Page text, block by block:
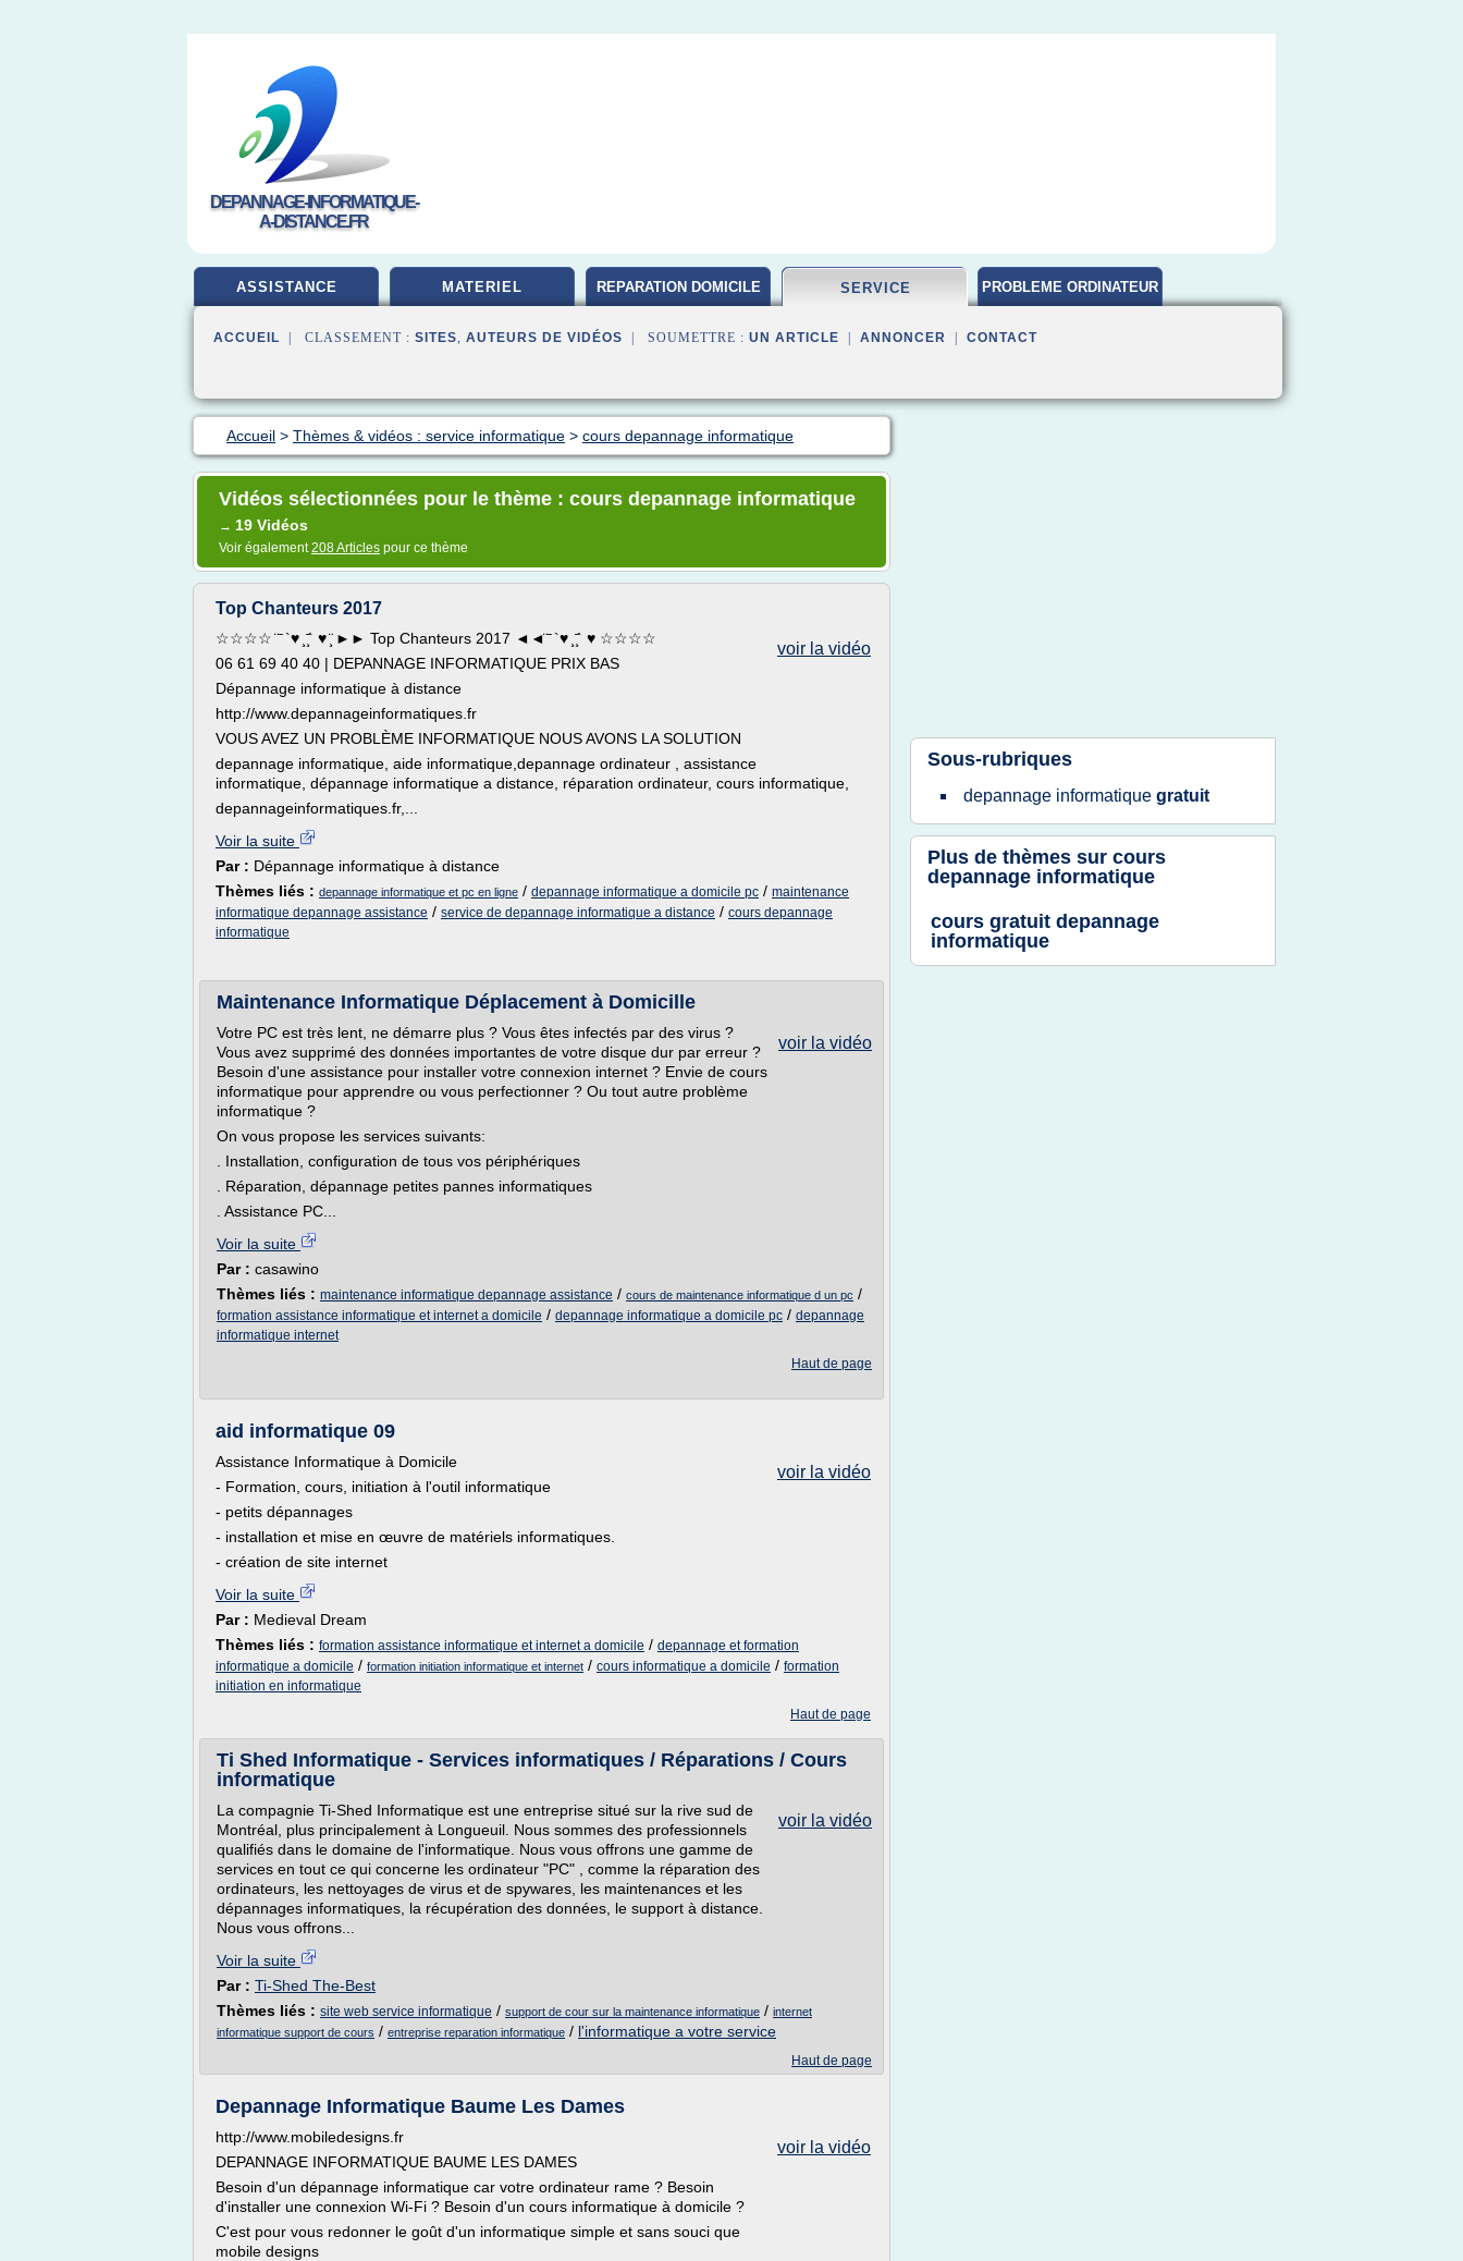
DEPANNAGE-INFORMATIQUE-
A-DISTANCE.FR
ASSISTANCE MATERIEL REPARATION DOMICILE SERVICE PROBLEME ORDINATEUR
ACCUEIL | CLASSEMENT : SITES, AUTEURS DE VIDÉOS | SOUMETTRE : UN ARTICLE ANNONCER CONTACT
Accueil > Thèmes & vidéos : service informatique > cours depannage informatique
Vidéos sélectionnées pour le thème : cours depannage informatique
→ 19 Vidéos
Voir également208 Articles pour ce thème
Top Chanteurs 2017
voir la vidéo
☆☆☆☆ ̈ ̄ `♥ ̧ ̧̄` ♥ ̧̈ ►► Top Chanteurs 2017 ◄◄̈ ̄ `♥ ̧ ̧̄` ♥ ☆☆☆☆
06 61 69 40 40 | DEPANNAGE INFORMATIQUE PRIX BAS
Dépannage informatique à distance
http://www.depannageinformatiques.fr
VOUS AVEZ UN PROBLÈME INFORMATIQUE NOUS AVONS LA SOLUTION
depannage informatique, aide informatique,depannage ordinateur , assistance
informatique, dépannage informatique a distance, réparation ordinateur, cours informatique,
depannageinformatiques.fr,...
Voir la suite
Par : Dépannage informatique à distance
Thèmes liés : depannage informatique et pc en ligne / depannage informatique a domicile pc / maintenance
informatique depannage assistance / service de depannage informatique a distance / cours depannage
informatique
Maintenance Informatique Déplacement à Domicille
voir la vidéo
Votre PC est très lent, ne démarre plus ? Vous êtes infectés par des virus ?
Vous avez supprimé des données importantes de votre disque dur par erreur ?
Besoin d'une assistance pour installer votre connexion internet ? Envie de cours
informatique pour apprendre ou vous perfectionner ? Ou tout autre problème
informatique ?
On vous propose les services suivants:
. Installation, configuration de tous vos périphériques
. Réparation, dépannage petites pannes informatiques
. Assistance PC...
Voir la suite
Par : casawino
Thèmes liés : maintenance informatique depannage assistance / cours de maintenance informatique d un pc /
formation assistance informatique et internet a domicile / depannage informatique a domicile pc / depannage
informatique internet
Haut de page
aid informatique 09
voir la vidéo
Assistance Informatique à Domicile
- Formation, cours, initiation à l'outil informatique
- petits dépannages
- installation et mise en œuvre de matériels informatiques.
- création de site internet
Voir la suite
Par : Medieval Dream
Thèmes liés : formation assistance informatique et internet a domicile / depannage et formation
informatique a domicile / formation initiation informatique et internet / cours informatique a domicile / formation
initiation en informatique
Haut de page
Ti Shed Informatique - Services informatiques / Réparations / Cours
informatique
voir la vidéo
La compagnie Ti-Shed Informatique est une entreprise situé sur la rive sud de
Montréal, plus principalement à Longueuil. Nous sommes des professionnels
qualifiés dans le domaine de l'informatique. Nous vous offrons une gamme de
services en tout ce qui concerne les ordinateur "PC" , comme la réparation des
ordinateurs, les nettoyages de virus et de spywares, les maintenances et les
dépannages informatiques, la récupération des données, le support à distance.
Nous vous offrons...
Voir la suite
Par : Ti-Shed The-Best
Thèmes liés : site web service informatique / support de cour sur la maintenance informatique / internet
informatique support de cours / entreprise reparation informatique / l'informatique a votre service
Haut de page
Depannage Informatique Baume Les Dames
voir la vidéo
http://www.mobiledesigns.fr
DEPANNAGE INFORMATIQUE BAUME LES DAMES
Besoin d'un dépannage informatique car votre ordinateur rame ? Besoin
d'installer une connexion Wi-Fi ? Besoin d'un cours informatique à domicile ?
C'est pour vous redonner le goût d'un informatique simple et sans souci que
mobile designs
Sous-rubriques
depannage informatique gratuit
Plus de thèmes sur cours
depannage informatique
cours gratuit depannage
informatique